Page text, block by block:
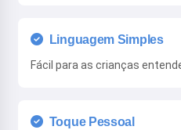
Linguagem Simples
Fácil para as crianças
Toque Pessoal